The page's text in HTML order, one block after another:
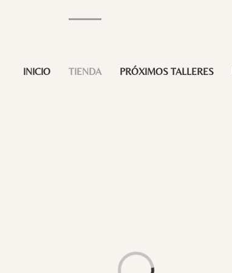
INICIO TIENDA PRÓXIMOS TALLERES